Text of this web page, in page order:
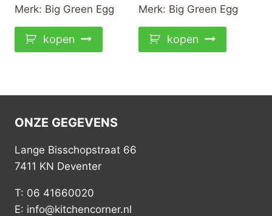
Merk: Big Green Egg
kopen
Merk: Big Green Egg
kopen
ONZE GEGEVENS
Lange Bisschopstraat 66
7411 KN Deventer
T: 06 41660020
E: info@kitchencorner.nl